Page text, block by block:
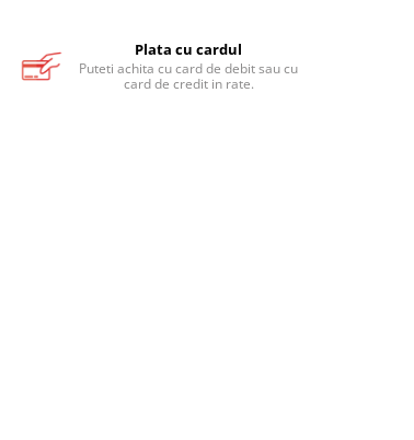
Plata cu cardul
Puteti achita cu card de debit sau cu
card de credit in rate.